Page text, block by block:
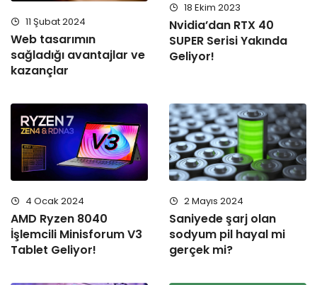
11 Şubat 2024
Web tasarımın
sağladığı avantajlar ve
kazançlar
18 Ekim 2023
Nvidia’dan RTX 40
SUPER Serisi Yakında
Geliyor!
4 Ocak 2024
AMD Ryzen 8040
İşlemcili Minisforum V3
Tablet Geliyor!
2 Mayıs 2024
Saniyede şarj olan
sodyum pil hayal mi
gerçek mi?